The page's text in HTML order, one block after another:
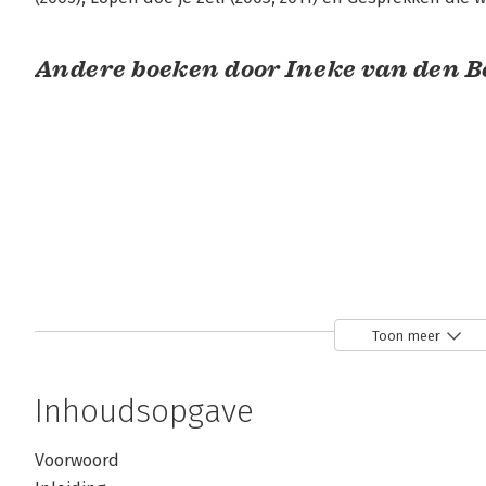
Andere boeken door Ineke van den
Gesprekken die
Bekijk alle boeken
Toon meer
Inhoudsopgave
Voorwoord